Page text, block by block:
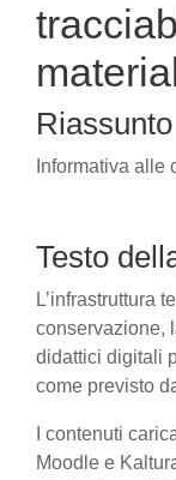
Riassunto
Informativa alle
Testo
L’infrastruttura
conservazione,
didattici digitali
come previsto
I contenuti
Moodle e